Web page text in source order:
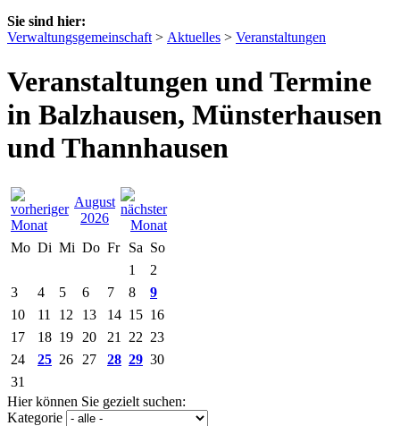
Sie sind hier:
Verwaltungsgemeinschaft > Aktuelles > Veranstaltungen
Veranstaltungen und Termine
in Balzhausen, Münsterhausen
und Thannhausen
August
2026
Mo Di Mi Do Fr Sa So
1
2
3
4 5 6 7 8
9
10
11 12 13 14 15 16
17
18 19 20 21 22 23
24
25 26 27 28 29 30
31
Hier können Sie gezielt suchen:
Kategorie